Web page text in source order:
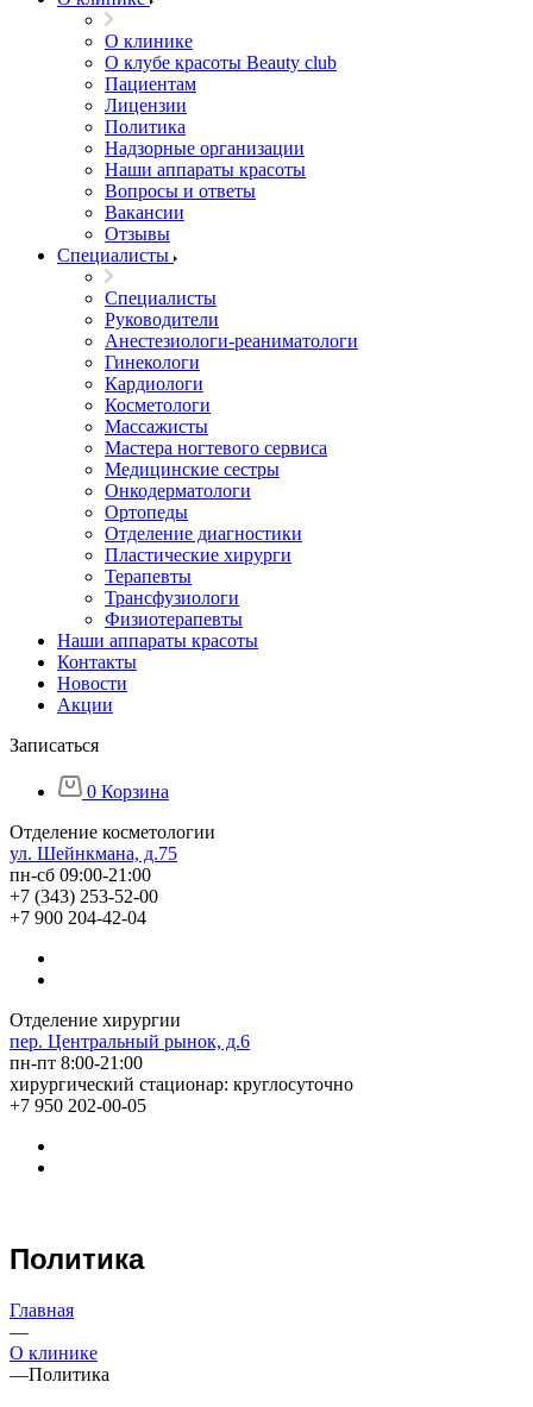
О клинике
О клубе красоты Beauty club
Пациентам
Лицензии
Политика
Надзорные организации
Наши аппараты красоты
Вопросы и ответы
Вакансии
Отзывы
Специалисты
Специалисты
Руководители
Анестезиологи-реаниматологи
Гинекологи
Кардиологи
Косметологи
Массажисты
Мастера ногтевого сервиса
Медицинские сестры
Онкодерматологи
Ортопеды
Отделение диагностики
Пластические хирурги
Терапевты
Трансфузиологи
Физиотерапевты
Наши аппараты красоты
Контакты
Новости
Акции
Записаться
0 Корзина
Отделение косметологии
ул. Шейнкмана, д.75
пн-сб 09:00-21:00
+7 (343) 253-52-00
+7 900 204-42-04
Отделение хирургии
пер. Центральный рынок, д.6
пн-пт 8:00-21:00
хирургический стационар: круглосуточно
+7 950 202-00-05
Политика
Главная
—
О клинике
—Политика